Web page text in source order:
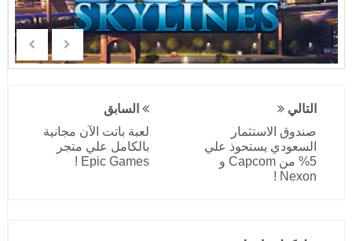
التالي
صندوق الاستثمار
السعودي يستحوذ علي
5% من Capcom و
Nexon !
السابق
لعبة باتت الآن مجانية
بالكامل علي متجر
Epic Games !